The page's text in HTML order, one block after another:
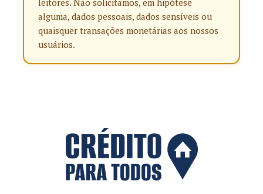
leitores. Não solicitamos, em hipótese
alguma, dados pessoais, dados sensíveis ou
quaisquer transações monetárias aos nossos
usuários.